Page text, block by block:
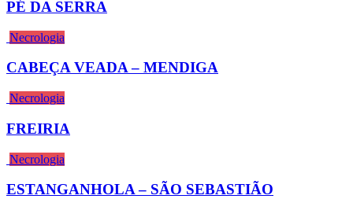
PÉ DA SERRA
Necrologia
CABEÇA VEADA – MENDIGA
Necrologia
FREIRIA
Necrologia
ESTANGANHOLA – SÃO SEBASTIÃO